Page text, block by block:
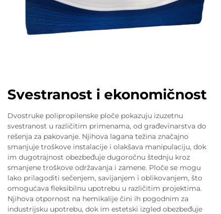
Svestranost i ekonomičnost
Dvostruke polipropilenske ploče pokazuju izuzetnu
svestranost u različitim primenama, od građevinarstva do
rešenja za pakovanje. Njihova lagana težina značajno
smanjuje troškove instalacije i olakšava manipulaciju, dok
im dugotrajnost obezbeđuje dugoročnu štednju kroz
smanjene troškove održavanja i zamene. Ploče se mogu
lako prilagoditi sečenjem, savijanjem i oblikovanjem, što
omogućava fleksibilnu upotrebu u različitim projektima.
Njihova otpornost na hemikalije čini ih pogodnim za
industrijsku upotrebu, dok im estetski izgled obezbeđuje